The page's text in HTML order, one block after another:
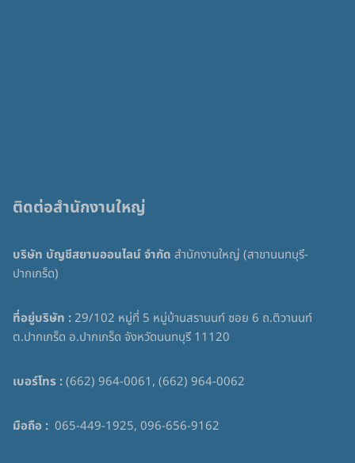
ติดต่อสำนักงานใหญ่
บริษัท บัญชีสยามออนไลน์ จำกัด สำนักงานใหญ่ (สาขานนทบุรี-
ปากเกร็ด)
ที่อยู่บริษัท :29/102 หมู่ที่ 5 หมู่บ้านสรานนท์ ซอย 6 ถ.ติวานนท์
ต.ปากเกร็ด อ.ปากเกร็ด จังหวัดนนทบุรี 11120
เบอร์โทร :(662) 964-0061, (662) 964-0062
มือถือ : 065-449-1925, 096-656-9162